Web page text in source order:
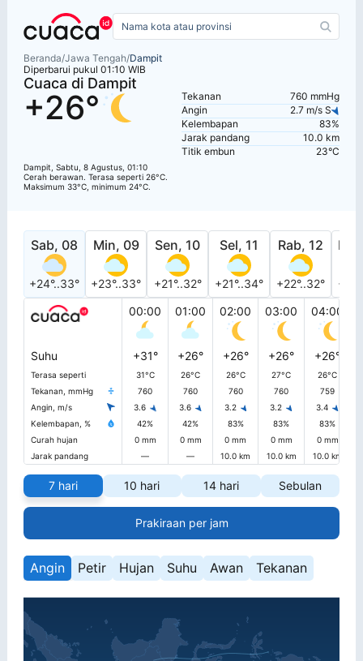
Beranda/Jawa Tengah/Dampit
Diperbarui pukul 01:10 WIB
Cuaca di Dampit
+26°
Dampit, Sabtu, 8 Agustus, 01:10
Cerah berawan. Terasa seperti 26°C.
Maksimum 33°C, minimum 24°C.
Tekanan
760 mmHg
Angin
2.7 m/s S
Kelembapan
83%
Jarak pandang
10.0 km
Titik embun
23°C
Sab, 08
+24°..33°
Min, 09
+23°..33°
Sen, 10
+21°..32°
Sel, 11
+21°..34°
Rab, 12
+22°..32°
00:00
01:00 02:00 03:00 04:00
Suhu +31° +26° +26° +26° +26°
Terasa seperti 31°C 26°C 26°C 27°C
26°C
Tekanan, mmHg
760 760 760 760
759
Angin, m/s
3.6 3.6 3.2 3.2 3.4
Kelembapan, %
42% 42% 83% 83%
83%
Curah hujan
0 mm 0 mm 0 mm 0 mm 0 mm
Jarak pandang
— — 10.0 km 10.0 km 10.0 km
7 hari 10 hari 14 hari Sebulan
Prakiraan per jam
Angin Petir Hujan Suhu Awan Tekanan